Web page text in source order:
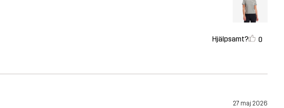
Hjälpsamt? 0
27 maj 2026